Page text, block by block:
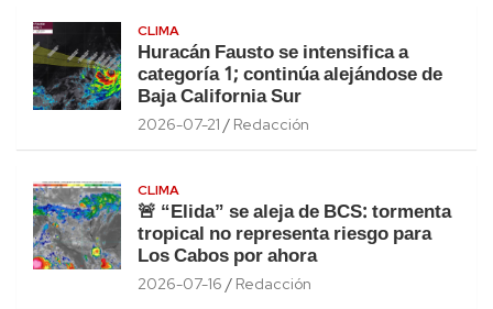
CLIMA
Huracán Fausto se intensifica a
categoría 1; continúa alejándose de
Baja California Sur
2026-07-21 Redacción
CLIMA
🚨 “Elida” se aleja de BCS: tormenta
tropical no representa riesgo para
Los Cabos por ahora
2026-07-16 Redacción